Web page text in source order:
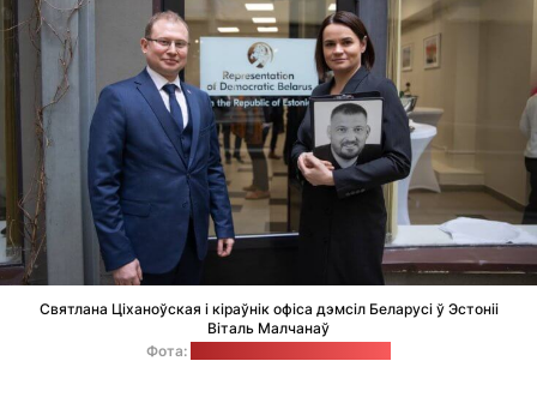
Святлана Ціханоўская і кіраўнік офіса дэмсіл Беларусі ў Эстоніі
Віталь Малчанаў
Фота: